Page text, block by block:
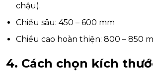
chậu).
Chiều sâu: 450 – 600 mm
Chiều cao hoàn thiện: 800 – 850
4. Cách chọn kích